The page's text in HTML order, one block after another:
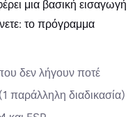
μια βασική εισαγωγή
το πρόγραμμα
δεν λήγουν ποτέ
παράλληλη διαδικασία)